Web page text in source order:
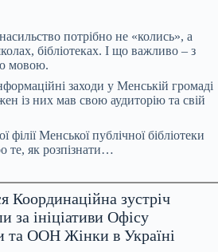
потрібно не «колись», а
бібліотеках. І що важливо – з
мовою.
заходи у Менській громаді
із них мав свою аудиторію та свій
Менської публічної бібліотеки
те, як розпізнати…
Координаційна зустріч
за ініціативи Офісу
та ООН Жінки в Україні